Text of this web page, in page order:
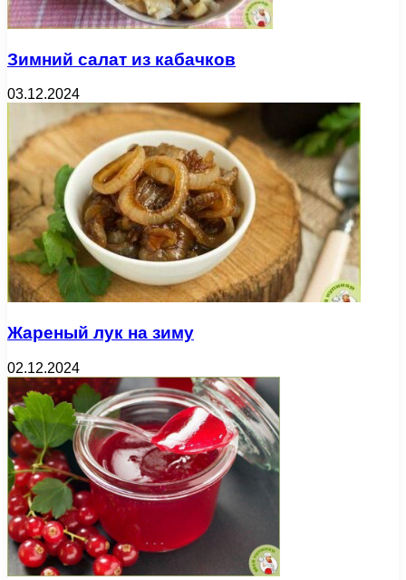
Зимний салат из кабачков
03.12.2024
Жареный лук на зиму
02.12.2024